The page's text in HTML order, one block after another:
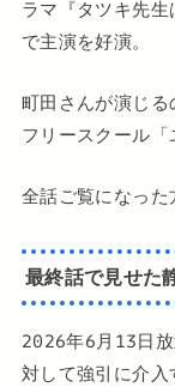
ラマ『タツキ先
で主演を好演。
町田さんが演じる
フリースクール「
全話ご覧になった
最終話で見せた
2026年6月13日
対して強引に介